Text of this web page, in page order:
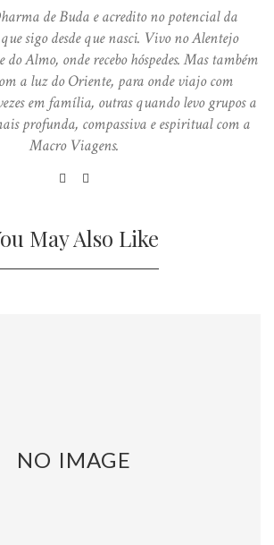
de Buda e acredito no potencial da
sigo desde que nasci. Vivo no Alentejo
Almo, onde recebo hóspedes. Mas também
a luz do Oriente, para onde viajo com
em família, outras quando levo grupos a
profunda, compassiva e espiritual com a
Macro Viagens.
May Also Like
NO IMAGE